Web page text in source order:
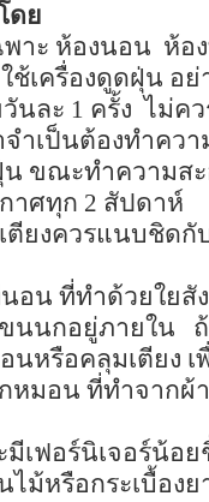
ดย
าะ ห้องนอน ห้อ
ช้เครื่องดูดฝุ่น อ
นละ 1 ครั้ง ไม่ค
จำเป็นต้องทำคว
ขณะทำความส
าศทุก 2 สัปดาห์
ตียงควรแนบชิดกั
อน ที่ทำด้วยใยสั
นนกอยู่ภายใน
หรือคลุมเตียง เ
หมอน ที่ทำจากผ้
เฟอร์นิเจอร์น้อ
ม้หรือกระเบื้องย